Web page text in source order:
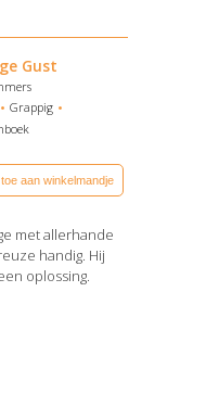
Gust
Grappig
aan winkelmandje
met allerhande
handig. Hij
oplossing.